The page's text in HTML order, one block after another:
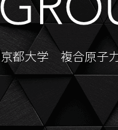
京都大学 複合原子